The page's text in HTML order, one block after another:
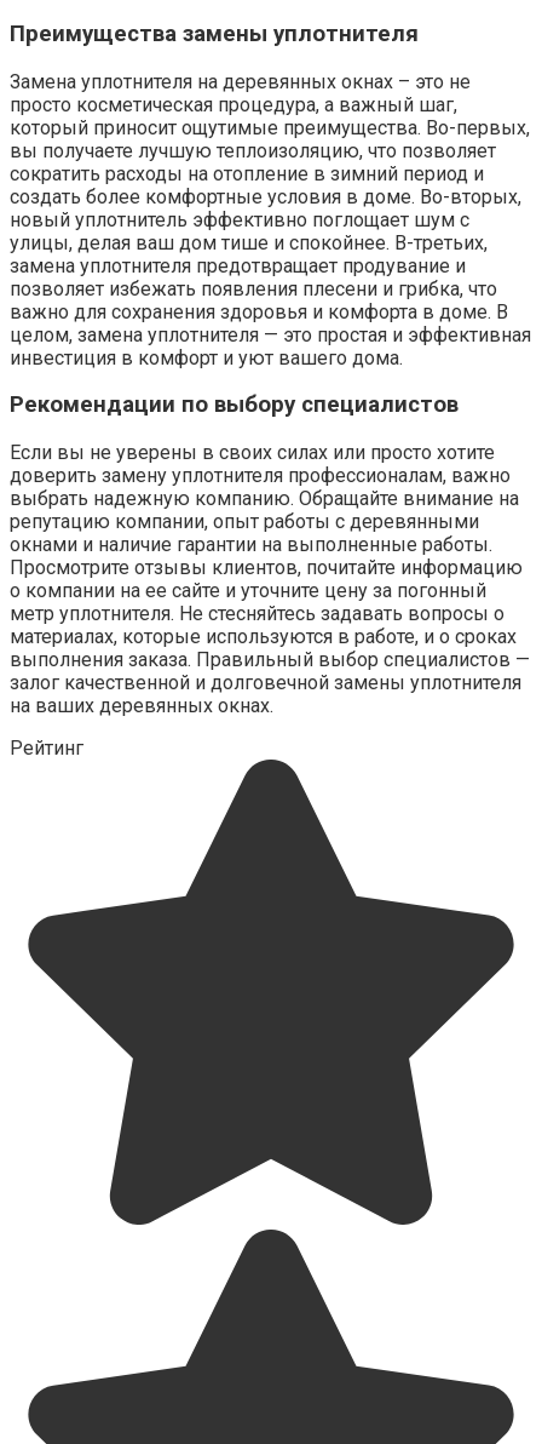
Преимущества замены уплотнителя
Замена уплотнителя на деревянных окнах – это не
просто косметическая процедура, а важный шаг,
который приносит ощутимые преимущества. Во-первых,
вы получаете лучшую теплоизоляцию, что позволяет
сократить расходы на отопление в зимний период и
создать более комфортные условия в доме. Во-вторых,
новый уплотнитель эффективно поглощает шум с
улицы, делая ваш дом тише и спокойнее. В-третьих,
замена уплотнителя предотвращает продувание и
позволяет избежать появления плесени и грибка, что
важно для сохранения здоровья и комфорта в доме. В
целом, замена уплотнителя — это простая и эффективная
инвестиция в комфорт и уют вашего дома.
Рекомендации по выбору специалистов
Если вы не уверены в своих силах или просто хотите
доверить замену уплотнителя профессионалам, важно
выбрать надежную компанию. Обращайте внимание на
репутацию компании, опыт работы с деревянными
окнами и наличие гарантии на выполненные работы.
Просмотрите отзывы клиентов, почитайте информацию
о компании на ее сайте и уточните цену за погонный
метр уплотнителя. Не стесняйтесь задавать вопросы о
материалах, которые используются в работе, и о сроках
выполнения заказа. Правильный выбор специалистов —
залог качественной и долговечной замены уплотнителя
на ваших деревянных окнах.
Рейтинг